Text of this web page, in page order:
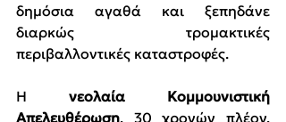
δημόσια αγαθά και ξεπηδάνε
διαρκώς τρομακτικές
περιβαλλοντικές καταστροφές.
Η νεολαία Κομμουνιστική
Απελευθέρωση, 30 χρονών πλέον,